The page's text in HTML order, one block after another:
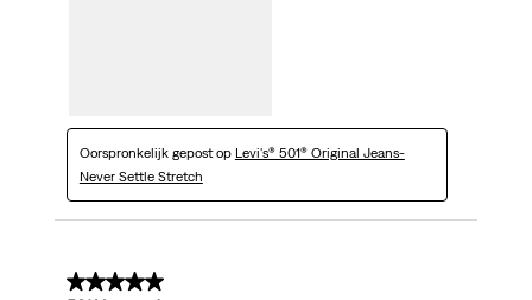
Oorspronkelijk gepost op Levi's® 501® Original Jeans-
Never Settle Stretch
5 van 5 sterren.